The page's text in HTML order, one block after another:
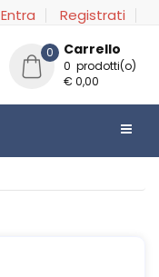
Entra Registrati
0 Carrello
0 prodotti(o)
€ 0,00